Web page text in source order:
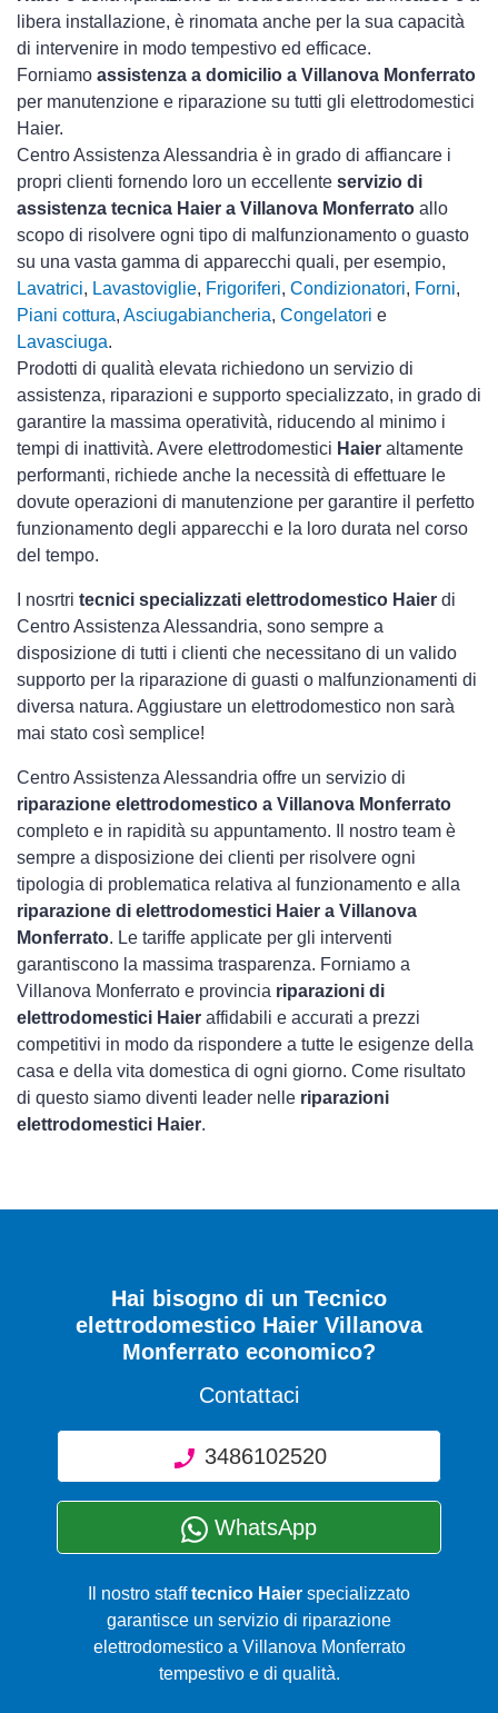
libera installazione, è rinomata anche per la sua capacità
di intervenire in modo tempestivo ed efficace.
Forniamo assistenza a domicilio a Villanova Monferrato
per manutenzione e riparazione su tutti gli elettrodomestici
Haier.
Centro Assistenza Alessandria è in grado di affiancare i
propri clienti fornendo loro un eccellente servizio di
assistenza tecnica Haier a Villanova Monferrato allo
scopo di risolvere ogni tipo di malfunzionamento o guasto
su una vasta gamma di apparecchi quali, per esempio,
Lavatrici, Lavastoviglie, Frigoriferi, Condizionatori, Forni,
Piani cottura, Asciugabiancheria, Congelatori e
Lavasciuga.
Prodotti di qualità elevata richiedono un servizio di
assistenza, riparazioni e supporto specializzato, in grado di
garantire la massima operatività, riducendo al minimo i
tempi di inattività. Avere elettrodomestici Haier altamente
performanti, richiede anche la necessità di effettuare le
dovute operazioni di manutenzione per garantire il perfetto
funzionamento degli apparecchi e la loro durata nel corso
del tempo.
I nosrtri tecnici specializzati elettrodomestico Haier di
Centro Assistenza Alessandria, sono sempre a
disposizione di tutti i clienti che necessitano di un valido
supporto per la riparazione di guasti o malfunzionamenti di
diversa natura. Aggiustare un elettrodomestico non sarà
mai stato così semplice!
Centro Assistenza Alessandria offre un servizio di
riparazione elettrodomestico a Villanova Monferrato
completo e in rapidità su appuntamento. Il nostro team è
sempre a disposizione dei clienti per risolvere ogni
tipologia di problematica relativa al funzionamento e alla
riparazione di elettrodomestici Haier a Villanova
Monferrato. Le tariffe applicate per gli interventi
garantiscono la massima trasparenza. Forniamo a
Villanova Monferrato e provincia riparazioni di
elettrodomestici Haier affidabili e accurati a prezzi
competitivi in modo da rispondere a tutte le esigenze della
casa e della vita domestica di ogni giorno. Come risultato
di questo siamo diventi leader nelle riparazioni
elettrodomestici Haier.
Hai bisogno di un Tecnico
elettrodomestico Haier Villanova
Monferrato economico?
Contattaci
3486102520
WhatsApp
Il nostro stafftecnico Haier specializzato
garantisce un servizio di riparazione
elettrodomestico a Villanova Monferrato
tempestivo e di qualità.